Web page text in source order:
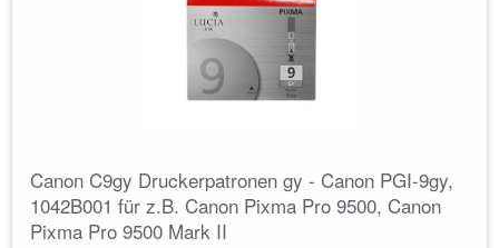
Canon C9gy Druckerpatronen gy - Canon PGI-9gy,
1042B001 für z.B. Canon Pixma Pro 9500, Canon
Pixma Pro 9500 Mark II